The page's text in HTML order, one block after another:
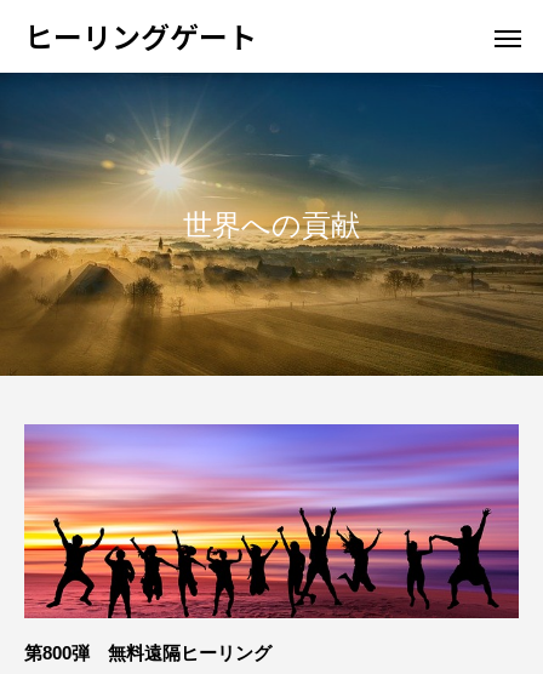
ヒーリングゲート
世界への貢献
第800弾 無料遠隔ヒーリング